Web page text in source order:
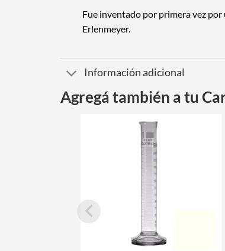
Fue inventado por primera vez
Erlenmeyer.
Información adicional
Agregá también a tu